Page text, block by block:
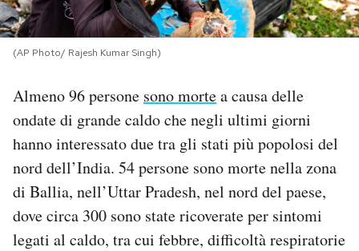
NEWSLETTER
SHOP
CALENDARIO
AREA PERSONALE
(AP Photo/ Rajesh Kumar Singh)
Almeno 96 persone sono mortea causa delle
ondate di grande caldo che negli ultimi giorni
hanno interessato due tra gli stati più popolosi del
nord dell’India. 54 persone sono morte nella zona
di Ballia, nell’Uttar Pradesh, nel nord del paese,
dove circa 300 sono state ricoverate per sintomi
legati al caldo, tra cui febbre, difficoltà respiratorie